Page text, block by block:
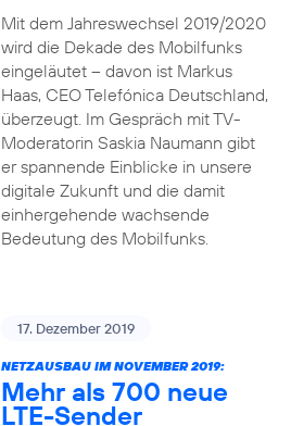
Mit dem Jahreswechsel 2019/2020
wird die Dekade des Mobilfunks
eingeläutet – davon ist Markus
Haas, CEO Telefónica Deutschland,
überzeugt. Im Gespräch mit TV-
Moderatorin Saskia Naumann gibt
er spannende Einblicke in unsere
digitale Zukunft und die damit
einhergehende wachsende
Bedeutung des Mobilfunks.
17. Dezember 2019
NETZAUSBAU IM NOVEMBER 2019:
Mehr als 700 neue
LTE-Sender